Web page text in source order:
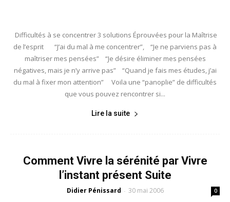
Difficultés à se concentrer 3 solutions Éprouvées pour la Maîtrise
de l’esprit “J’ai du mal à me concentrer”, “Je ne parviens pas à
maîtriser mes pensées” “Je désire éliminer mes pensées
négatives, mais je n’y arrive pas” “Quand je fais mes études, j’ai
du mal à fixer mon attention” Voila une “panoplie” de difficultés
que vous pouvez rencontrer si...
Lire la suite
Comment Vivre la sérénité par Vivre
l’instant présent Suite
Didier Pénissard - 30 mai 2006 0